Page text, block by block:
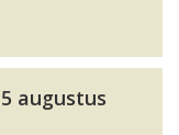
augustus